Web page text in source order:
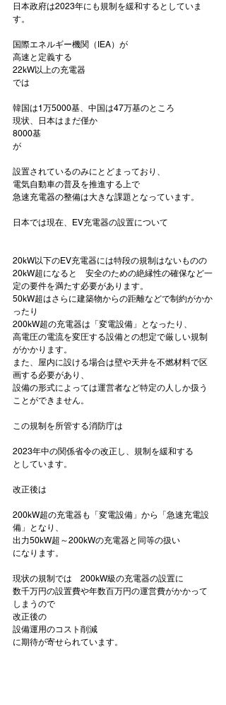
日本政府は2023年にも規制を緩和するとしていま
す。
国際エネルギー機関（IEA）が
高速と定義する
22kW以上の充電器
では
韓国は1万5000基、中国は47万基のところ
現状、日本はまだ僅か
8000基
が
設置されているのみにとどまっており、
電気自動車の普及を推進する上で
急速充電器の整備は大きな課題となっています。
20kW超になると　安全のための絶縁性の確保など一
50kW超はさらに建築物からの距離などで制約がかか
200kW超の充電器は 「変電設備」
となったり、
高電圧の電流を変圧する設備との想定で厳しい規制
がかかります。
また、屋内に設ける場合は壁や天井を不燃材料で区
画する必要があり、
設備の形式によっては運営者など特定の人しか扱う
ことができません。
2023年中の関係省令の改正し、規制を緩和する
としています。
200kW超の充電器も「変電設備」から「急速充電設
備」となり、
出力50kW超～200kWの充電器と同等の扱い
になります。
現状の規制では　200kW級の充電器の設置に
数千万円の設置費や年数百万円の運営費がかかって
しまうので
改正後の
設備運用のコスト削減
に期待が寄せられています。